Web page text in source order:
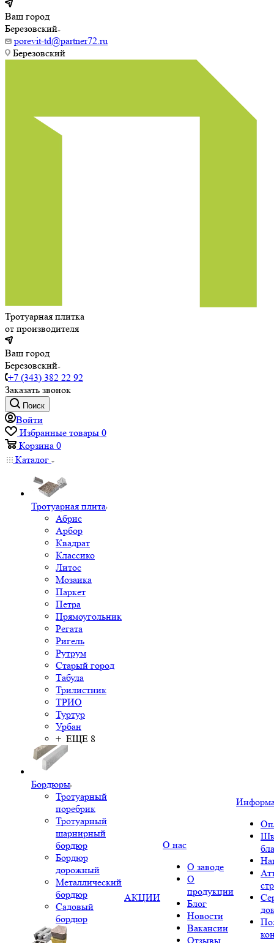
Ваш город
Березовский
porevit-td@partner72.ru
Березовский
Тротуарная плитка
от производителя
Ваш город
Березовский
+7 (343) 382 22 92
Заказать звонок
Поиск
Войти
Избранные товары 0
Корзина 0
Каталог
Тротуарная плита
Абрис
Арбор
Квадрат
Классико
Литос
Мозаика
Паркет
Петра
Прямоугольник
Регата
Ригель
Рутрум
Старый город
Табула
Трилистник
ТРИО
Туртур
Урбан
+ ЕЩЕ 8
Бордюры
Тротуарный
поребрик
Тротуарный
шарнирный
бордюр
Бордюр
дорожный
Металлический
бордюр
Садовый
бордюр
АКЦИИ
О нас
О заводе
О
продукции
Блог
Новости
Вакансии
Отзывы